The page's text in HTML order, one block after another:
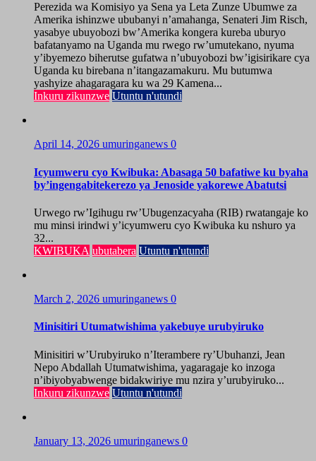
Perezida wa Komisiyo ya Sena ya Leta Zunze Ubumwe za
Amerika ishinzwe ububanyi n’amahanga, Senateri Jim Risch,
yasabye ubuyobozi bw’Amerika kongera kureba uburyo
bafatanyamo na Uganda mu rwego rw’umutekano, nyuma
y’ibyemezo biherutse gufatwa n’ubuyobozi bw’igisirikare cya
Uganda ku birebana n’itangazamakuru. Mu butumwa
yashyize ahagaragara ku wa 29 Kamena...
Inkuru zikunzwe Utuntu n'utundi
April 14, 2026 umuringanews 0
Icyumweru cyo Kwibuka: Abasaga 50 bafatiwe ku byaha
by’ingengabitekerezo ya Jenoside yakorewe Abatutsi
Urwego rw’Igihugu rw’Ubugenzacyaha (RIB) rwatangaje ko
mu minsi irindwi y’icyumweru cyo Kwibuka ku nshuro ya
32...
KWIBUKA ubutabera Utuntu n'utundi
March 2, 2026 umuringanews 0
Minisitiri Utumatwishima yakebuye urubyiruko
Minisitiri w’Urubyiruko n’Iterambere ry’Ubuhanzi, Jean
Nepo Abdallah Utumatwishima, yagaragaje ko inzoga
n’ibiyobyabwenge bidakwiriye mu nzira y’urubyiruko...
Inkuru zikunzwe Utuntu n'utundi
January 13, 2026 umuringanews 0